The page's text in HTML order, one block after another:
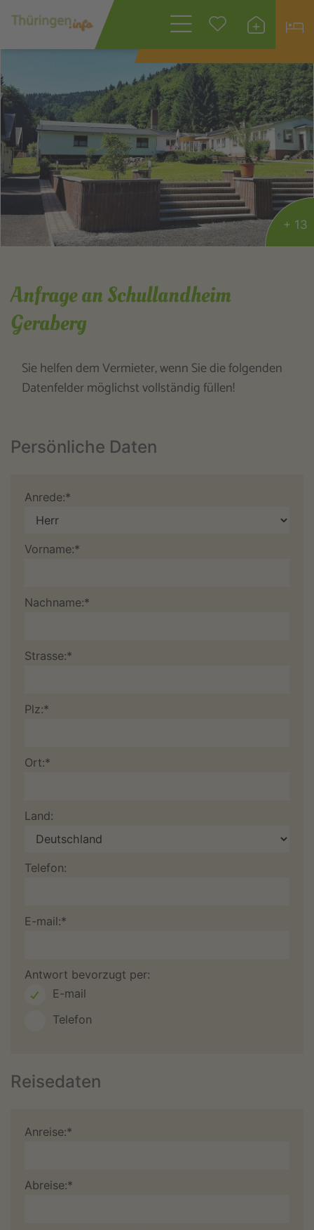
Wonach suchen
Sie?
+ 13
Anfrage an Schullandheim
Geraberg
Sie helfen dem Vermieter, wenn Sie die folgenden
Datenfelder möglichst vollständig füllen!
Persönliche Daten
Anrede:*
Vorname:*
Nachname:*
Strasse:*
Plz:*
Ort:*
Land:
Telefon:
E-mail:*
Antwort bevorzugt per:
E-mail
Telefon
Reisedaten
Anreise:*
Abreise:*